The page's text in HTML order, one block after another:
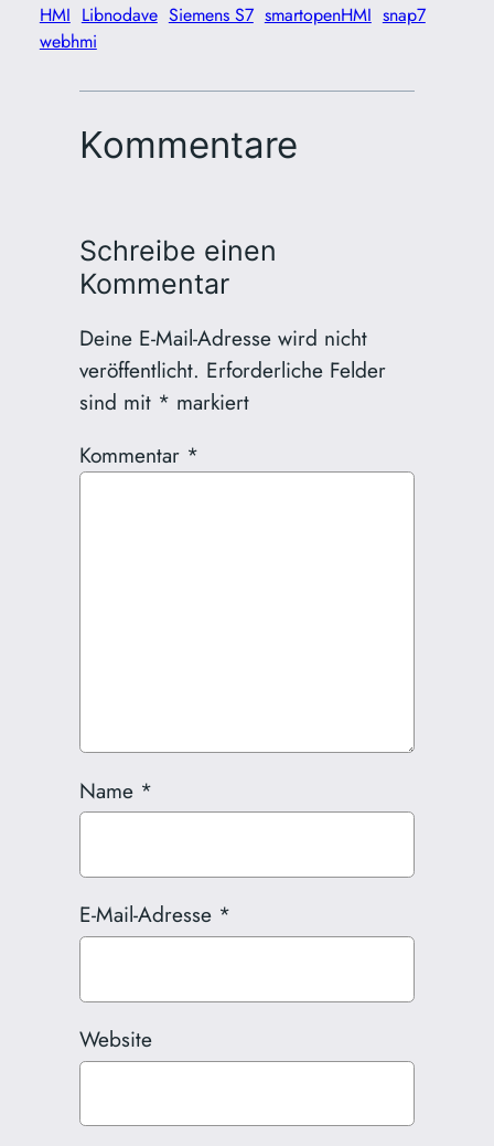
HMI Libnodave Siemens S7 smartopenHMI snap7
webhmi
Kommentare
Schreibe einen
Kommentar
Deine E-Mail-Adresse wird nicht
veröffentlicht. Erforderliche Felder
sind mit * markiert
Kommentar *
Name *
E-Mail-Adresse *
Website